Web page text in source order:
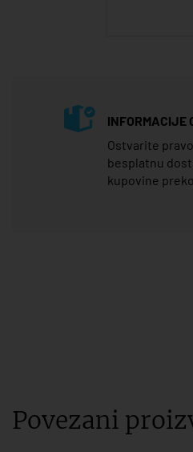
INFORMACIJE
Ostvarite
besplatnu
kupovine
Povezani